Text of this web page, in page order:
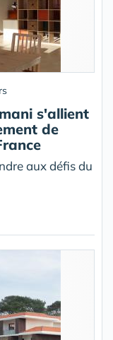
s'allient
de
aux défis du